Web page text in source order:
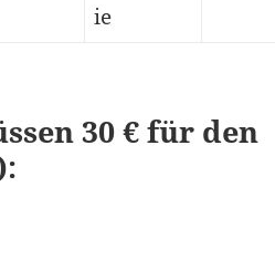
ie
30 € für den